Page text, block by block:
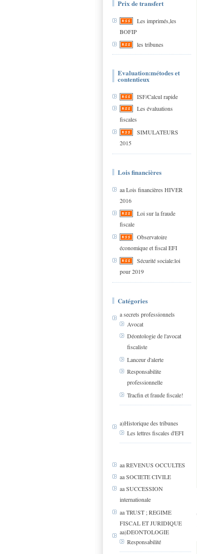
Prix de transfert
Les imprimés,les
BOFIP
les tribunes
Evaluation:métodes et
contentieux
ISF/Calcul rapide
Les évaluations
fiscales
SIMULATEURS
2015
Lois financières
aa Lois financières HIVER
2016
Loi sur la fraude
fiscale
Observatoire
économique et fiscal EFI
Sécurité sociale:loi
pour 2019
Catégories
a secrets professionnels
Avocat
Déontologie de l'avocat
fiscaliste
Lanceur d'alerte
Responsabilite
professionnelle
Tracfin et fraude fiscale!
a)Historique des tribunes
Les lettres fiscales d'EFI
aa REVENUS OCCULTES
aa SOCIETE CIVILE
aa SUCCESSION
internationale
aa TRUST ; REGIME
FISCAL ET JURIDIQUE
aa)DEONTOLOGIE
Responsabilité